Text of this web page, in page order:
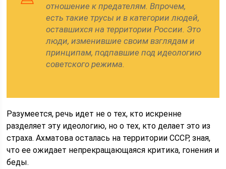
отношение к предателям. Впрочем,
есть такие трусы и в категории людей,
оставшихся на территории России. Это
люди, изменившие своим взглядам и
принципам, подпавшие под идеологию
советского режима.
Разумеется, речь идет не о тех, кто искренне
разделяет эту идеологию, но о тех, кто делает это из
страха. Ахматова осталась на территории СССР, зная,
что ее ожидает непрекращающаяся критика, гонения и
беды.